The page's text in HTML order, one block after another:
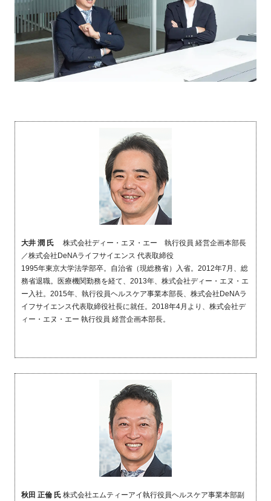
大井 潤 氏株式会社ディー・エヌ・エー 執行役員 経営企画本部長
／株式会社DeNAライフサイエンス 代表取締役
1995年東京大学法学部卒。自治省（現総務省）入省。2012年7月、総
務省退職。医療機関勤務を経て、2013年、株式会社ディー・エヌ・エ
ー入社。2015年、執行役員ヘルスケア事業本部長、株式会社DeNAラ
イフサイエンス代表取締役社長に就任。2018年4月より、株式会社デ
ィー・エヌ・エー 執行役員 経営企画本部長。
秋田 正倫 氏株式会社エムティーアイ執行役員ヘルスケア事業本部副